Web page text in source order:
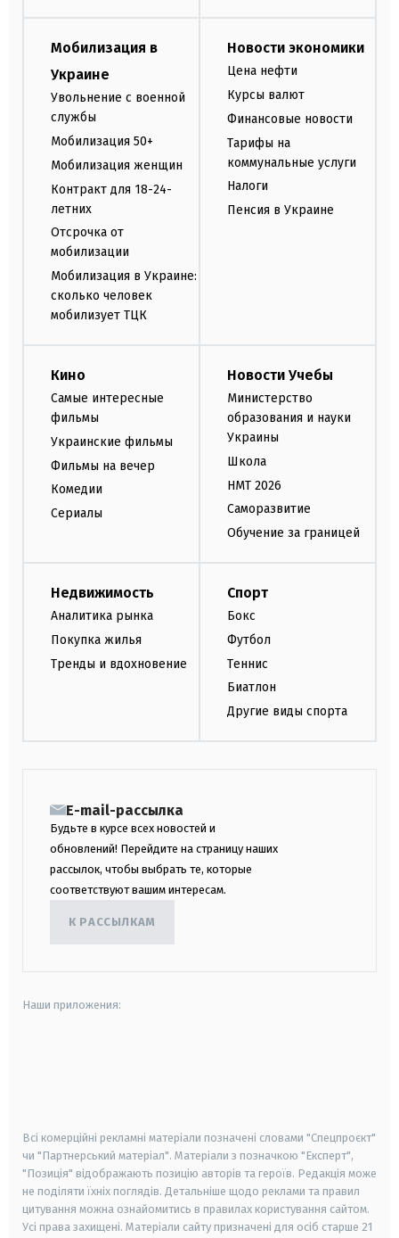
Мобилизация в
Украине
Увольнение с военной
службы
Мобилизация 50+
Мобилизация женщин
Контракт для 18-24-
летних
Отсрочка от
мобилизации
Мобилизация в Украине:
сколько человек
мобилизует ТЦК
Новости экономики
Цена нефти
Курсы валют
Финансовые новости
Тарифы на
коммунальные услуги
Налоги
Пенсия в Украине
Кино
Самые интересные
фильмы
Украинские фильмы
Фильмы на вечер
Комедии
Сериалы
Новости Учебы
Министерство
образования и науки
Украины
Школа
НМТ 2026
Саморазвитие
Обучение за границей
Недвижимость
Аналитика рынка
Покупка жилья
Тренды и вдохновение
Спорт
Бокс
Футбол
Теннис
Биатлон
Другие виды спорта
E-mail-рассылка
Будьте в курсе всех новостей и
обновлений! Перейдите на страницу наших
рассылок, чтобы выбрать те, которые
соответствуют вашим интересам.
К РАССЫЛКАМ
Наши приложения:
Всі комерційні рекламні матеріали позначені словами "Спецпроєкт"
чи "Партнерський матеріал". Матеріали з позначкою "Експерт",
"Позиція" відображають позицію авторів та героїв. Редакція може
не поділяти їхніх поглядів. Детальніше щодо реклами та правил
цитування можна ознайомитись в правилах користування сайтом.
Усі права захищені. Матеріали сайту призначені для осіб старше 21